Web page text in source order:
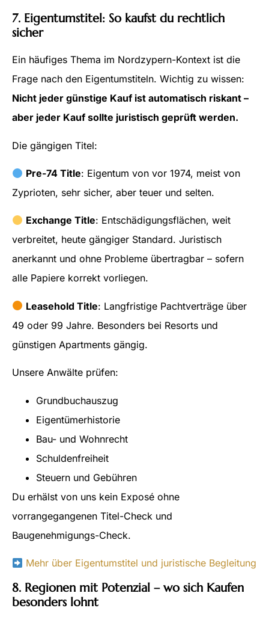
7. Eigentumstitel: So kaufst du rechtlich
sicher
Ein häufiges Thema im Nordzypern-Kontext ist die
Frage nach den Eigentumstiteln. Wichtig zu wissen:
Nicht jeder günstige Kauf ist automatisch riskant –
aber jeder Kauf sollte juristisch geprüft werden.
Die gängigen Titel:
Pre-74 Title: Eigentum von vor 1974, meist von
Zyprioten, sehr sicher, aber teuer und selten.
Exchange Title: Entschädigungsflächen, weit
verbreitet, heute gängiger Standard. Juristisch
anerkannt und ohne Probleme übertragbar – sofern
alle Papiere korrekt vorliegen.
Leasehold Title: Langfristige Pachtverträge über
49 oder 99 Jahre. Besonders bei Resorts und
günstigen Apartments gängig.
Unsere Anwälte prüfen:
Grundbuchauszug
Eigentümerhistorie
Bau- und Wohnrecht
Schuldenfreiheit
Steuern und Gebühren
Du erhälst von uns kein Exposé ohne
vorrangegangenen Titel-Check und
Baugenehmigungs-Check.
Mehr über Eigentumstitel und juristische Begleitung
8. Regionen mit Potenzial – wo sich Kaufen
besonders lohnt